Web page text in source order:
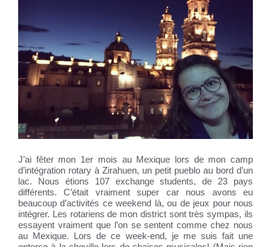
J’ai fêter mon 1er mois au Mexique lors de mon camp
d’intégration rotary à Zirahuen, un petit pueblo au bord d’un
lac. Nous étions 107 exchange students, de 23 pays
différents. C’était vraiment super car nous avons eu
beaucoup d’activités ce weekend là, ou de jeux pour nous
intégrer. Les rotariens de mon district sont très sympas, ils
essayent vraiment que l’on se sentent comme chez nous
au Mexique. Lors de ce week-end, je me suis fait une